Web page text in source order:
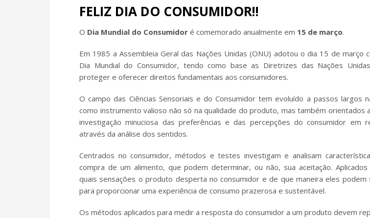
FELIZ DIA DO CONSUMIDOR!!
O Dia Mundial do Consumidor é comemorado anualmente em 15 de março.
Em 1985 a Assembleia Geral das Nações Unidas (ONU) adotou o dia 15 de março
Dia Mundial do Consumidor, tendo como base as Diretrizes das Nações
proteger e oferecer direitos fundamentais aos consumidores.
O campo das Ciências Sensoriais e do Consumidor tem evoluído a passos largos
como instrumento valioso não só na qualidade do produto, mas também orientados
investigação minuciosa das preferências e das percepções do consumidor em
através da análise dos sentidos.
Centrados no consumidor, métodos e testes investigam e analisam
compra de um alimento, que podem determinar, ou não, sua aceitação.
quais sensações o produto desperta no consumidor e de que maneira eles podem
para proporcionar uma experiência de consumo prazerosa e sustentável.
Os métodos aplicados para medir a resposta do consumidor a um produto devem